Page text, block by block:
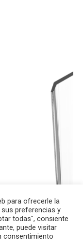
JUNTA
Desde 13,20
múltiples
variantes.
página
de
producto
para ofrecerle la
preferencias y
todas", consiente
puede visitar
consentimiento